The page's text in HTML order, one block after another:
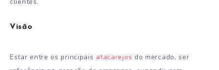
Visão
Estar entre os principais atacarejos do mercado, ser